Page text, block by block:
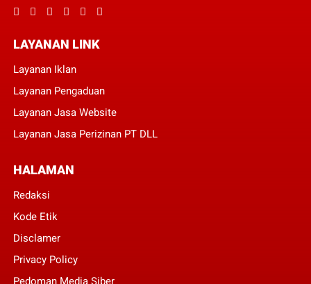
LAYANAN LINK
Layanan Iklan
Layanan Pengaduan
Layanan Jasa Website
Layanan Jasa Perizinan PT DLL
HALAMAN
Redaksi
Kode Etik
Disclamer
Privacy Policy
Pedoman Media Siber